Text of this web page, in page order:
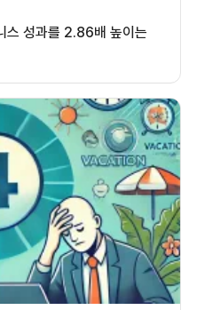
스 성과를 2.86배 높이는